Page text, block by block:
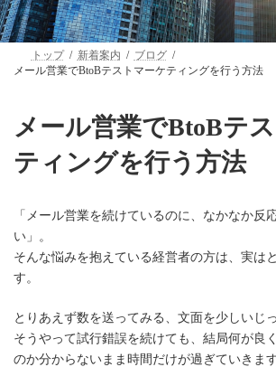
トップ 新着案内
ブログ
メール営業でBtoBテストマーケティングを行う方法
メール営業でBtoBテ
ティングを行う方法
「メール営業を続けているのに、なかなか反
い」。
そんな悩みを抱えている経営者の方は、実は
す。
とりあえず数を送ってみる、文面を少しいじ
そうやって試行錯誤を続けても、結局何が良
のか分からないまま時間だけが過ぎていきます